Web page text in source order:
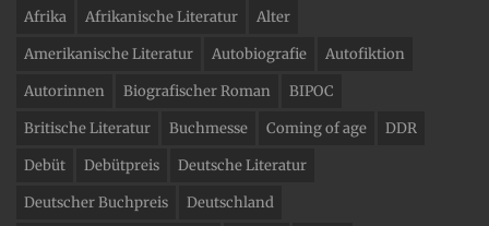
Afrika Afrikanische Literatur
Alter
Amerikanische Literatur
Autobiografie
Autofiktion
Autorinnen
Biografischer Roman
BIPOC
Britische Literatur
Buchmesse Coming of age
DDR
Debüt
Debütpreis
Deutsche Literatur
Deutscher Buchpreis
Deutschland